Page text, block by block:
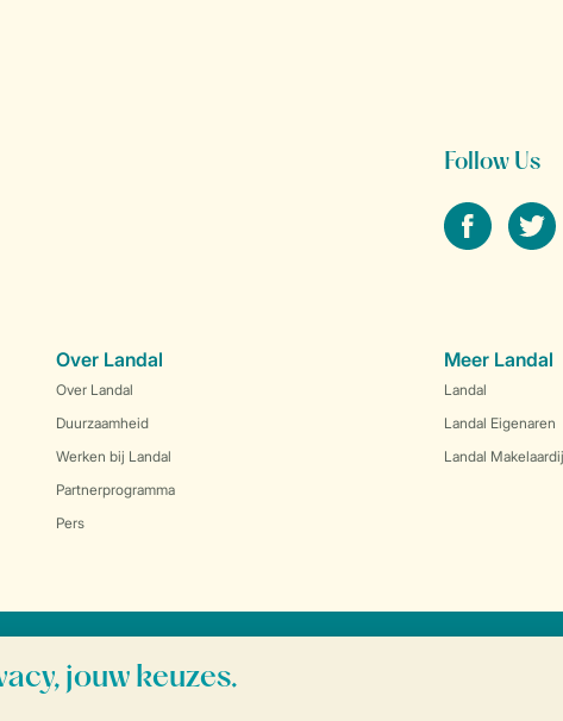
Follow Us
facebooktwitter
Over Landal
Over Landal
Duurzaamheid
Werken bij Landal
Partnerprogramma
Pers
Meer Landal
Landal
Landal Eigenaren
Landal Makelaardij